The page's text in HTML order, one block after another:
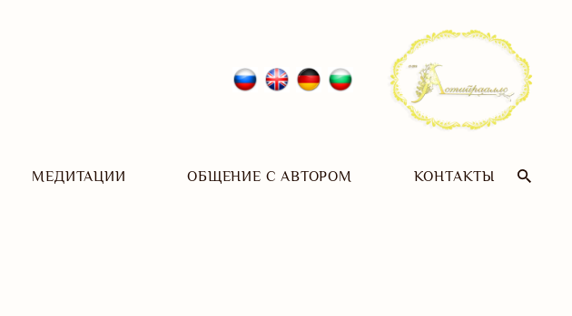
МЕДИТАЦИИ ОБЩЕНИЕ С АВТОРОМ КОНТАКТЫ